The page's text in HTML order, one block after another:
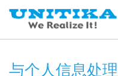
与个人信息处